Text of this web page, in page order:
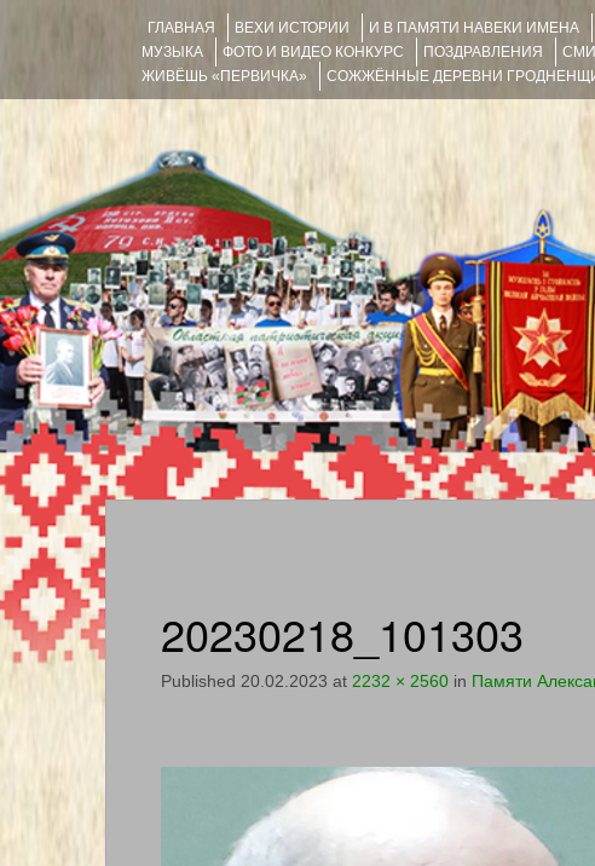
ГЛАВНАЯ ВЕХИ ИСТОРИИ И В ПАМЯТИ НАВЕКИ ИМЕНА
МУЗЫКА
ФОТО И ВИДЕО КОНКУРС ПОЗДРАВЛЕНИЯ СМИ
ЖИВЁШЬ «ПЕРВИЧКА»
СОЖЖЁННЫЕ ДЕРЕВНИ
20230218_101303
Published 20.02.2023 at 2232 × 2560 in Памяти